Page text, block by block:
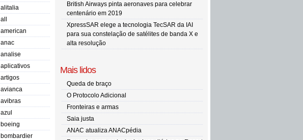
alitalia
all
american
anac
analise
aplicativos
artigos
avianca
avibras
azul
boeing
bombardier
British Airways pinta aeronaves para celebrar
centenário em 2019
XpressSAR elege a tecnologia TecSAR da IAI
para sua constelação de satélites de banda X e
alta resolução
Mais lidos
Queda de braço
O Protocolo Adicional
Fronteiras e armas
Saia justa
ANAC atualiza ANACpédia